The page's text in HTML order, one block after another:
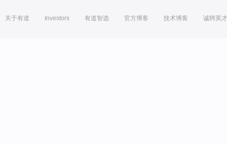
关于有道 Investors 有道智选 官方博客 技术博客 诚聘英才